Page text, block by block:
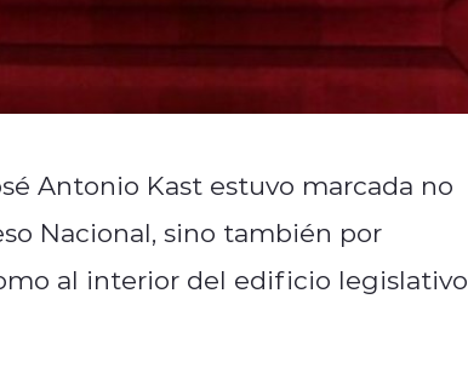
Antonio Kast estuvo marcada no
Nacional, sino también por
al interior del edificio legislativo